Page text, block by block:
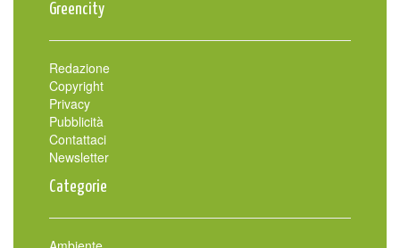
Greencity
Redazione
Copyright
Privacy
Pubblicità
Contattaci
Newsletter
Categorie